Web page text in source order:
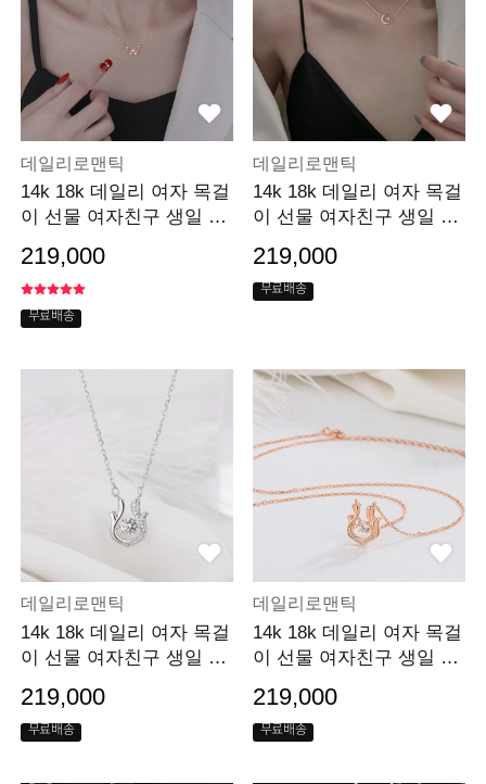
데일리로맨틱
14k 18k 데일리 여자 목걸
이 선물 여자친구 생일 선
219,000
무료배송
데일리로맨틱
14k 18k 데일리 여자 목걸
이 선물 여자친구 생일 선
219,000
무료배송
데일리로맨틱
14k 18k 데일리 여자 목걸
이 선물 여자친구 생일 선
219,000
무료배송
데일리로맨틱
14k 18k 데일리 여자 목걸
이 선물 여자친구 생일 선
219,000
무료배송